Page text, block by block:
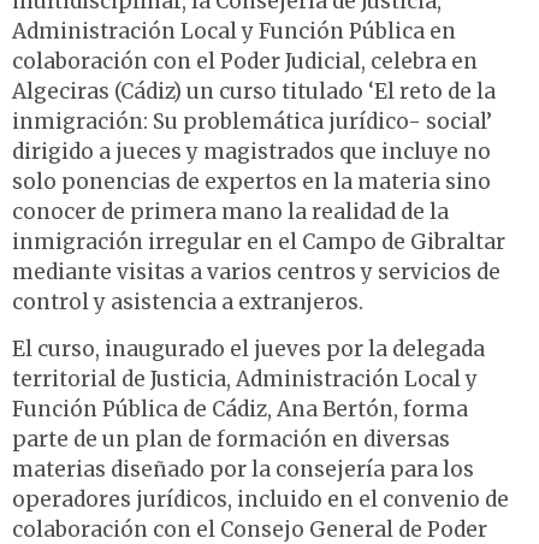
Administración Local y Función Pública en
colaboración con el Poder Judicial, celebra en
Algeciras (Cádiz) un curso titulado ‘El reto de la
inmigración: Su problemática jurídico- social’
dirigido a jueces y magistrados que incluye no
solo ponencias de expertos en la materia sino
conocer de primera mano la realidad de la
inmigración irregular en el Campo de Gibraltar
mediante visitas a varios centros y servicios de
control y asistencia a extranjeros.
El curso, inaugurado el jueves por la delegada
territorial de Justicia, Administración Local y
Función Pública de Cádiz, Ana Bertón, forma
parte de un plan de formación en diversas
materias diseñado por la consejería para los
operadores jurídicos, incluido en el convenio de
colaboración con el Consejo General de Poder